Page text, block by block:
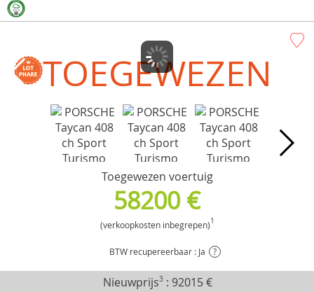
TOEGEWEZEN
Toegewezen voertuig
58200 €
(verkoopkosten inbegrepen)1
BTW recupereerbaar : Ja ?
Nieuwprijs3 : 92015 €